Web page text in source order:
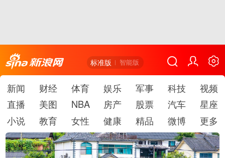
标准版 智能版
新闻 财经 体育 娱乐 军事 科技
视频
直播
美图 NBA 房产 股票 汽车
星座
小说
教育 女性 健康 精品 微博 更多